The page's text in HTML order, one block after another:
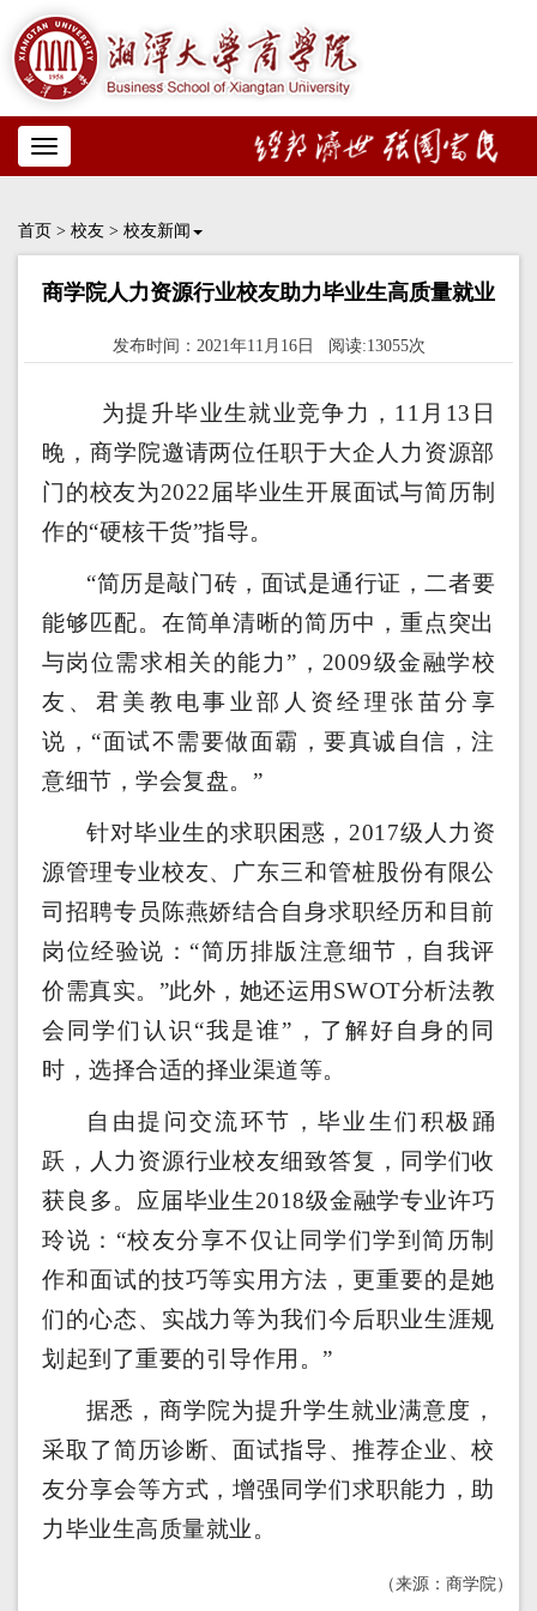
Toggle
navigation
首页 > 校友 > 校友新闻
商学院人力资源行业校友助力毕业生高质量就业
发布时间：2021年11月16日 阅读:13055次
为提升毕业生就业竞争力，11月13日
晚，商学院邀请两位任职于大企人力资源部
门的校友为2022届毕业生开展面试与简历制
作的“硬核干货”指导。
“简历是敲门砖，面试是通行证，二者要
能够匹配。在简单清晰的简历中，重点突出
与岗位需求相关的能力”，2009级金融学校
友、君美教电事业部人资经理张苗分享
说，“面试不需要做面霸，要真诚自信，注
意细节，学会复盘。”
针对毕业生的求职困惑，2017级人力资
源管理专业校友、广东三和管桩股份有限公
司招聘专员陈燕娇结合自身求职经历和目前
岗位经验说：“简历排版注意细节，自我评
价需真实。”此外，她还运用SWOT分析法教
会同学们认识“我是谁”，了解好自身的同
时，选择合适的择业渠道等。
自由提问交流环节，毕业生们积极踊
跃，人力资源行业校友细致答复，同学们收
获良多。应届毕业生2018级金融学专业许巧
玲说：“校友分享不仅让同学们学到简历制
作和面试的技巧等实用方法，更重要的是她
们的心态、实战力等为我们今后职业生涯规
划起到了重要的引导作用。”
据悉，商学院为提升学生就业满意度，
采取了简历诊断、面试指导、推荐企业、校
友分享会等方式，增强同学们求职能力，助
力毕业生高质量就业。
（来源：商学院）